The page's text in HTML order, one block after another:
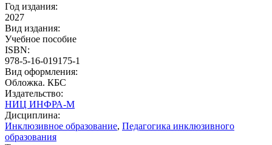
Год издания:
2027
Вид издания:
Учебное пособие
ISBN:
978-5-16-019175-1
Вид оформления:
Обложка. КБС
Издательство:
НИЦ ИНФРА-М
Дисциплина:
Инклюзивное образование, Педагогика инклюзивного
образования